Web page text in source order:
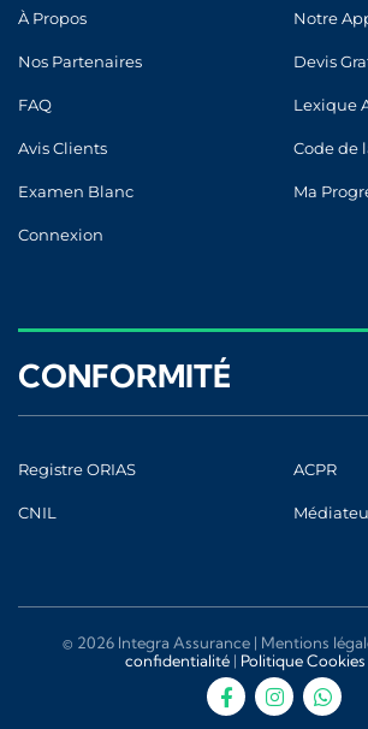
À Propos Notre
Nos Partenaires Devis
FAQ Lexique
Avis Clients Code de
Examen Blanc Ma
Connexion
CONFORMITÉ
Registre ORIAS ACPR
CNIL
© 2026 Integra Assurance | Mentions
confidentialité | Politique Cookies